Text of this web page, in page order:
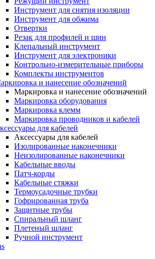
Инструмент для снятия изоляции
Инструмент для обжима
Отвертки
Резак для профилей и шин
Клепальный инструмент
Инструмент для электроники
Контрольно-измерительные приборы
Комплекты инструментов
и нанесение обозначений
Маркировка и нанесение обозначений
Маркировка оборудования
Маркировка клемм
Маркировка проводников и кабелей
для кабелей
Аксессуары для кабелей
Изолированные наконечники
Неизолированные наконечники
Кабельные вводы
Патч-корды
Кабельные стяжки
Термоусадочные трубки
Гофрированная труба
Защитные трубы
Спиральный шланг
Плетеный шланг
Ручной инструмент